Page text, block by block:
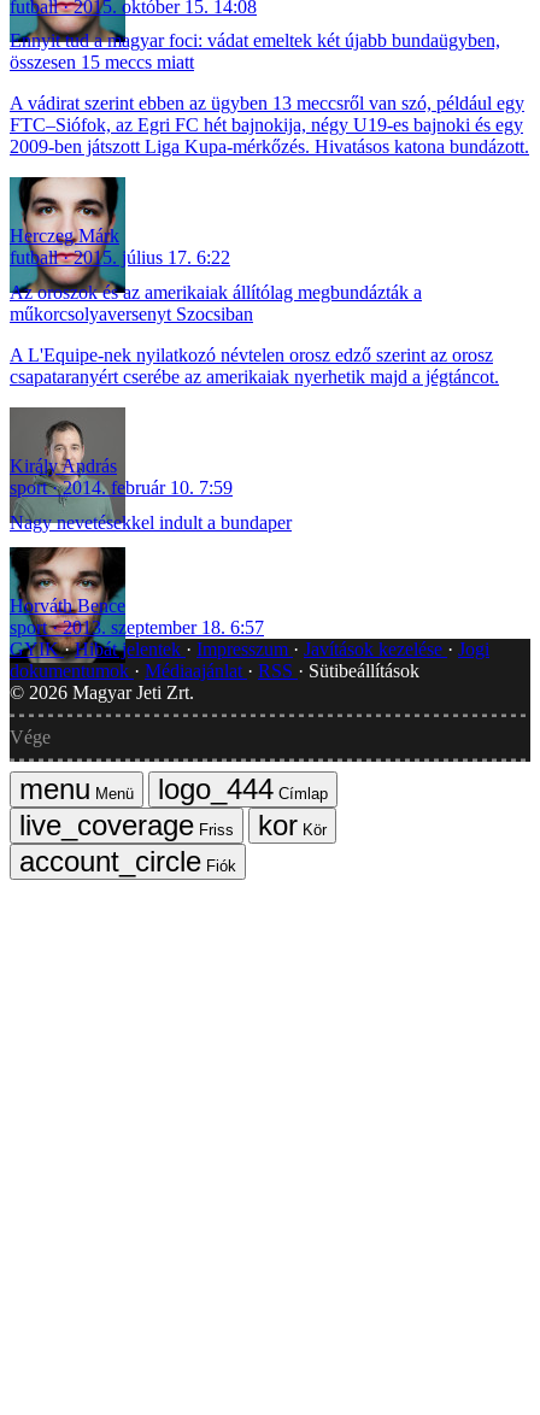
futball
2015. október 15. 14:08
Ennyit tud a magyar foci: vádat emeltek két újabb bundaügyben,
összesen 15 meccs miatt
A vádirat szerint ebben az ügyben 13 meccsről van szó, például egy
FTC–Siófok, az Egri FC hét bajnokija, négy U19-es bajnoki és egy
2009-ben játszott Liga Kupa-mérkőzés. Hivatásos katona bundázott.
Herczeg Márk
futball
2015. július 17. 6:22
Az oroszok és az amerikaiak állítólag megbundázták a
műkorcsolyaversenyt Szocsiban
A L'Equipe-nek nyilatkozó névtelen orosz edző szerint az orosz
csapataranyért cserébe az amerikaiak nyerhetik majd a jégtáncot.
Király András
sport
2014. február 10. 7:59
Nagy nevetésekkel indult a bundaper
Horváth Bence
sport
2013. szeptember 18. 6:57
GYIK Hibát jelentek Impresszum Javítások kezelése
Jogi
dokumentumok
Médiaajánlat RSS
Sütibeállítások
© 2026 Magyar Jeti Zrt.
Vége
Menü
Címlap
Friss
Kör
Fiók